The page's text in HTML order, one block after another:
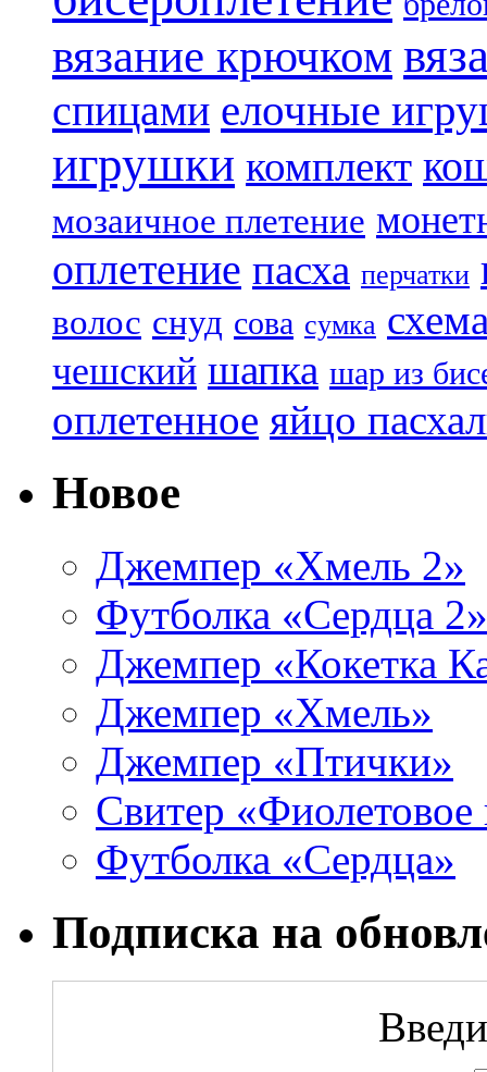
вязание крючком
спицами елочные
игрушки комплект
мозаичное плетение
оплетение пасха перчатки
волос снуд сова сумка
чешский шапка шар из
оплетенное яйцо
Новое
Джемпер «Хмель 2»
Футболка «Сердца 2»
Джемпер «Кокетка
Джемпер «Хмель»
Джемпер «Птички»
Свитер «Фиолетовое
Футболка «Сердца»
Подписка на